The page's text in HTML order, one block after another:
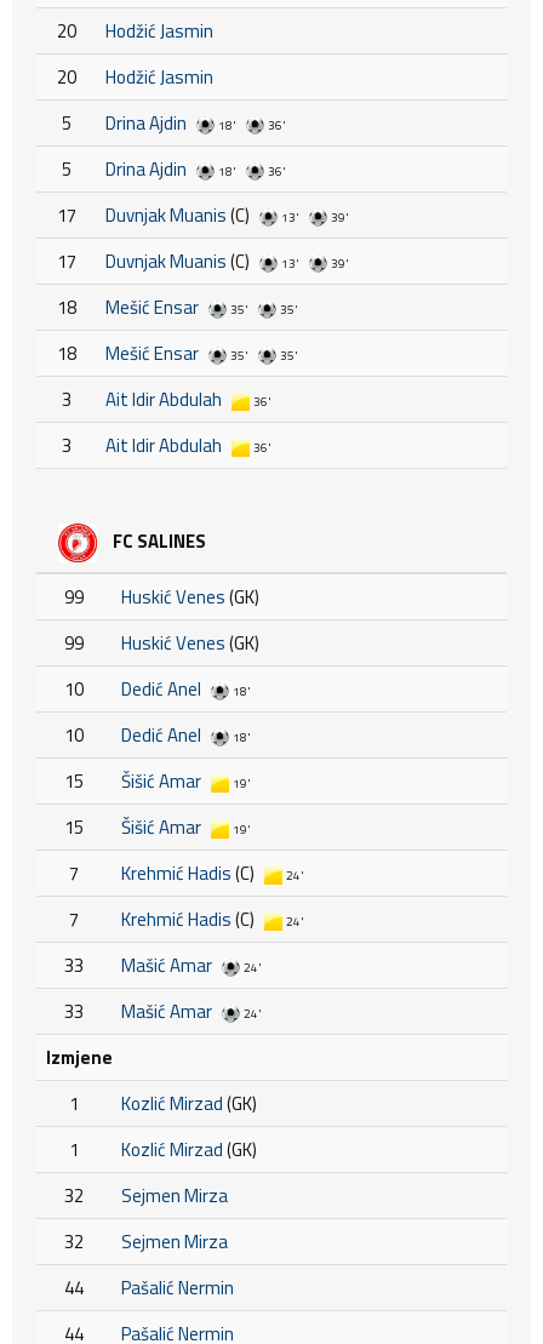
20
Hodžić Jasmin
20
Hodžić Jasmin
5
Drina Ajdin 18' 36'
5 Drina Ajdin 18' 36'
17 Duvnjak Muanis(C) 13' 39'
17 Duvnjak Muanis(C) 13' 39'
18 Mešić Ensar 35' 35'
18 Mešić Ensar 35' 35'
3 Ait Idir Abdulah 36'
3 Ait Idir Abdulah 36'
FC SALINES
99 Huskić Venes(GK)
99
Huskić Venes(GK)
10
Dedić Anel 18'
10 Dedić Anel 18'
15 Šišić Amar 19'
15 Šišić Amar 19'
7 Krehmić Hadis(C) 24'
7 Krehmić Hadis(C) 24'
33 Mašić Amar 24'
33 Mašić Amar 24'
Izmjene
1
Kozlić Mirzad(GK)
1
Kozlić Mirzad(GK)
32
Sejmen Mirza
32
Sejmen Mirza
44
Pašalić Nermin
44
Pašalić Nermin